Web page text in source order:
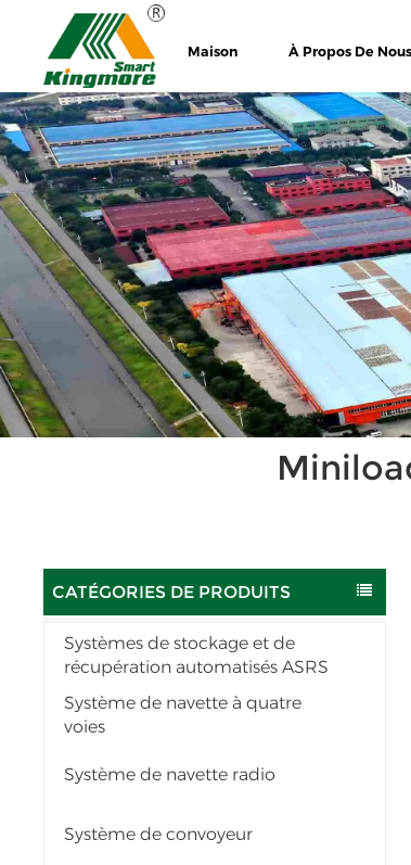
Maison À Propos De Nous
CATÉGORIES DE PRODUITS
Systèmes de stockage et de
récupération automatisés ASRS
Système de navette à quatre
voies
Système de navette radio
Système de convoyeur